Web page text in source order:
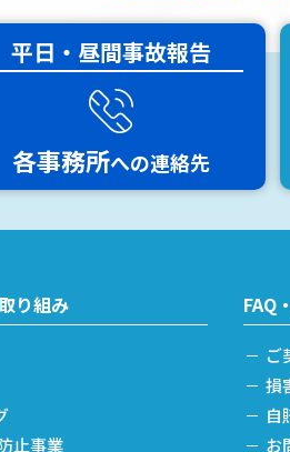
平日・昼間事故報告
各事務所への連絡先
り組み
止事業
FAQ
ご
損
自
お